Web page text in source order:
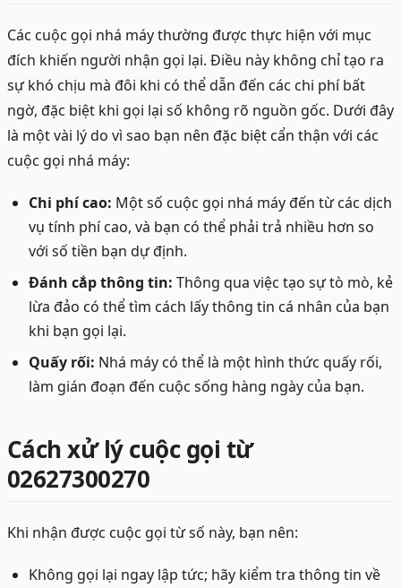
Các cuộc gọi nhá máy thường được thực hiện với mục
đích khiến người nhận gọi lại. Điều này không chỉ tạo ra
sự khó chịu mà đôi khi có thể dẫn đến các chi phí bất
ngờ, đặc biệt khi gọi lại số không rõ nguồn gốc. Dưới đây
là một vài lý do vì sao bạn nên đặc biệt cẩn thận với các
cuộc gọi nhá máy:
Chi phí cao: Một số cuộc gọi nhá máy đến từ các dịch
vụ tính phí cao, và bạn có thể phải trả nhiều hơn so
với số tiền bạn dự định.
Đánh cắp thông tin: Thông qua việc tạo sự tò mò, kẻ
lừa đảo có thể tìm cách lấy thông tin cá nhân của bạn
khi bạn gọi lại.
Quấy rối: Nhá máy có thể là một hình thức quấy rối,
làm gián đoạn đến cuộc sống hàng ngày của bạn.
Cách xử lý cuộc gọi từ
02627300270
Khi nhận được cuộc gọi từ số này, bạn nên:
Không gọi lại ngay lập tức; hãy kiểm tra thông tin về